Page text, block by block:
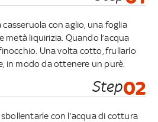
casseruola con aglio, una foglia
metà liquirizia. Quando l’acqua
Una volta cotto, frullarlo
in modo da ottenere un purè.
Step02
con l’acqua di cottura